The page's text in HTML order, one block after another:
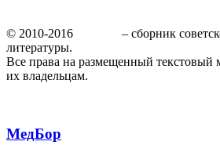
© 2010-2016
– сборник
литературы.
Все права на размещенный текстовый
их владельцам.
МедБор